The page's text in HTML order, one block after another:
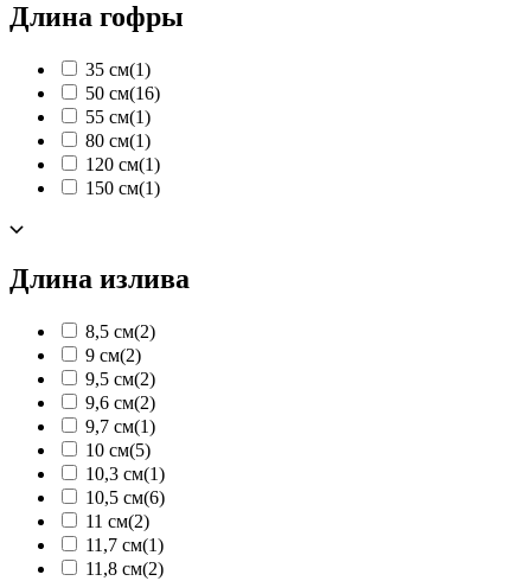
Длина гофры
35 см(1)
50 см(16)
55 см(1)
80 см(1)
120 см(1)
150 см(1)
Длина излива
8,5 см(2)
9 см(2)
9,5 см(2)
9,6 см(2)
9,7 см(1)
10 см(5)
10,3 см(1)
10,5 см(6)
11 см(2)
11,7 см(1)
11,8 см(2)